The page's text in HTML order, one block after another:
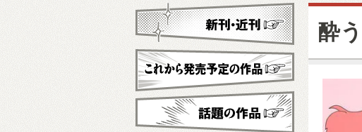
酔
新刊・近刊
これから発売予定